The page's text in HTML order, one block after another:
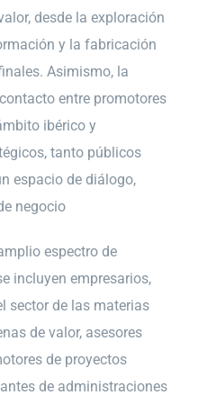
desde la exploración
y la fabricación
Asimismo, la
entre promotores
ibérico y
tanto públicos
espacio de diálogo,
negocio
espectro de
incluyen empresarios,
sector de las materias
de valor, asesores
de proyectos
de administraciones